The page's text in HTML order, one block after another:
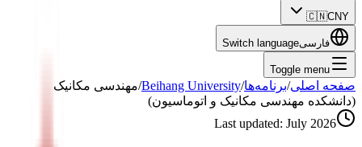
🇨🇳CNY
فارسیSwitch language
Toggle menu
صفحه اصلی/برنامه‌ها/
Beihang University
/مهندسی مکانیک
(دانشکده مهندسی مکانیک و اتوماسیون)
Last updated: July 2026